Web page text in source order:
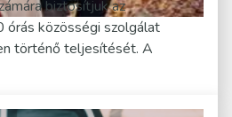
biztosítjuk az
közösségi szolgálat
történő teljesítését. A